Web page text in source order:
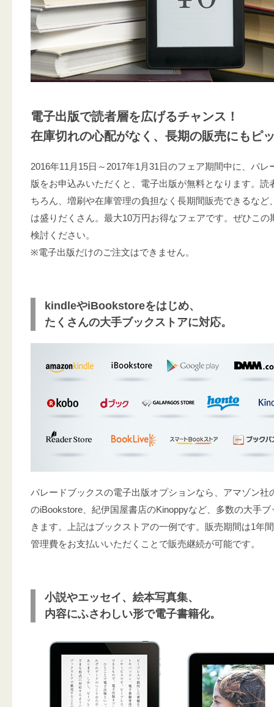
電子出版で読者層を広げるチャンス！
在庫切れの心配がなく、長期の販売にもピ
2016年11月15日～2017年1月31日のフェア期間中に、パレ
版をお申込みいただくと、電子出版が無料となります。読
ちろん、増刷や在庫管理の負担なく長期間販売できるなど
は盛りだくさん。最大10万円お得なフェアです。ぜひこの
検討ください。
※電子出版だけのご注文はできません。
kindleやiBookstoreをはじめ、
たくさんの大手ブックストアに対応。
パレードブックスの電子出版オプションなら、アマゾン社
のiBookstore、紀伊国屋書店のKinoppyなど、多数の大手
きます。上記はブックストアの一例です。販売期間は1年
管理費をお支払いいただくことで販売継続が可能です。
小説やエッセイ、絵本写真集、
内容にふさわしい形で電子書籍化。